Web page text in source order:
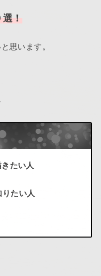
！
思います。
たい人
りたい人